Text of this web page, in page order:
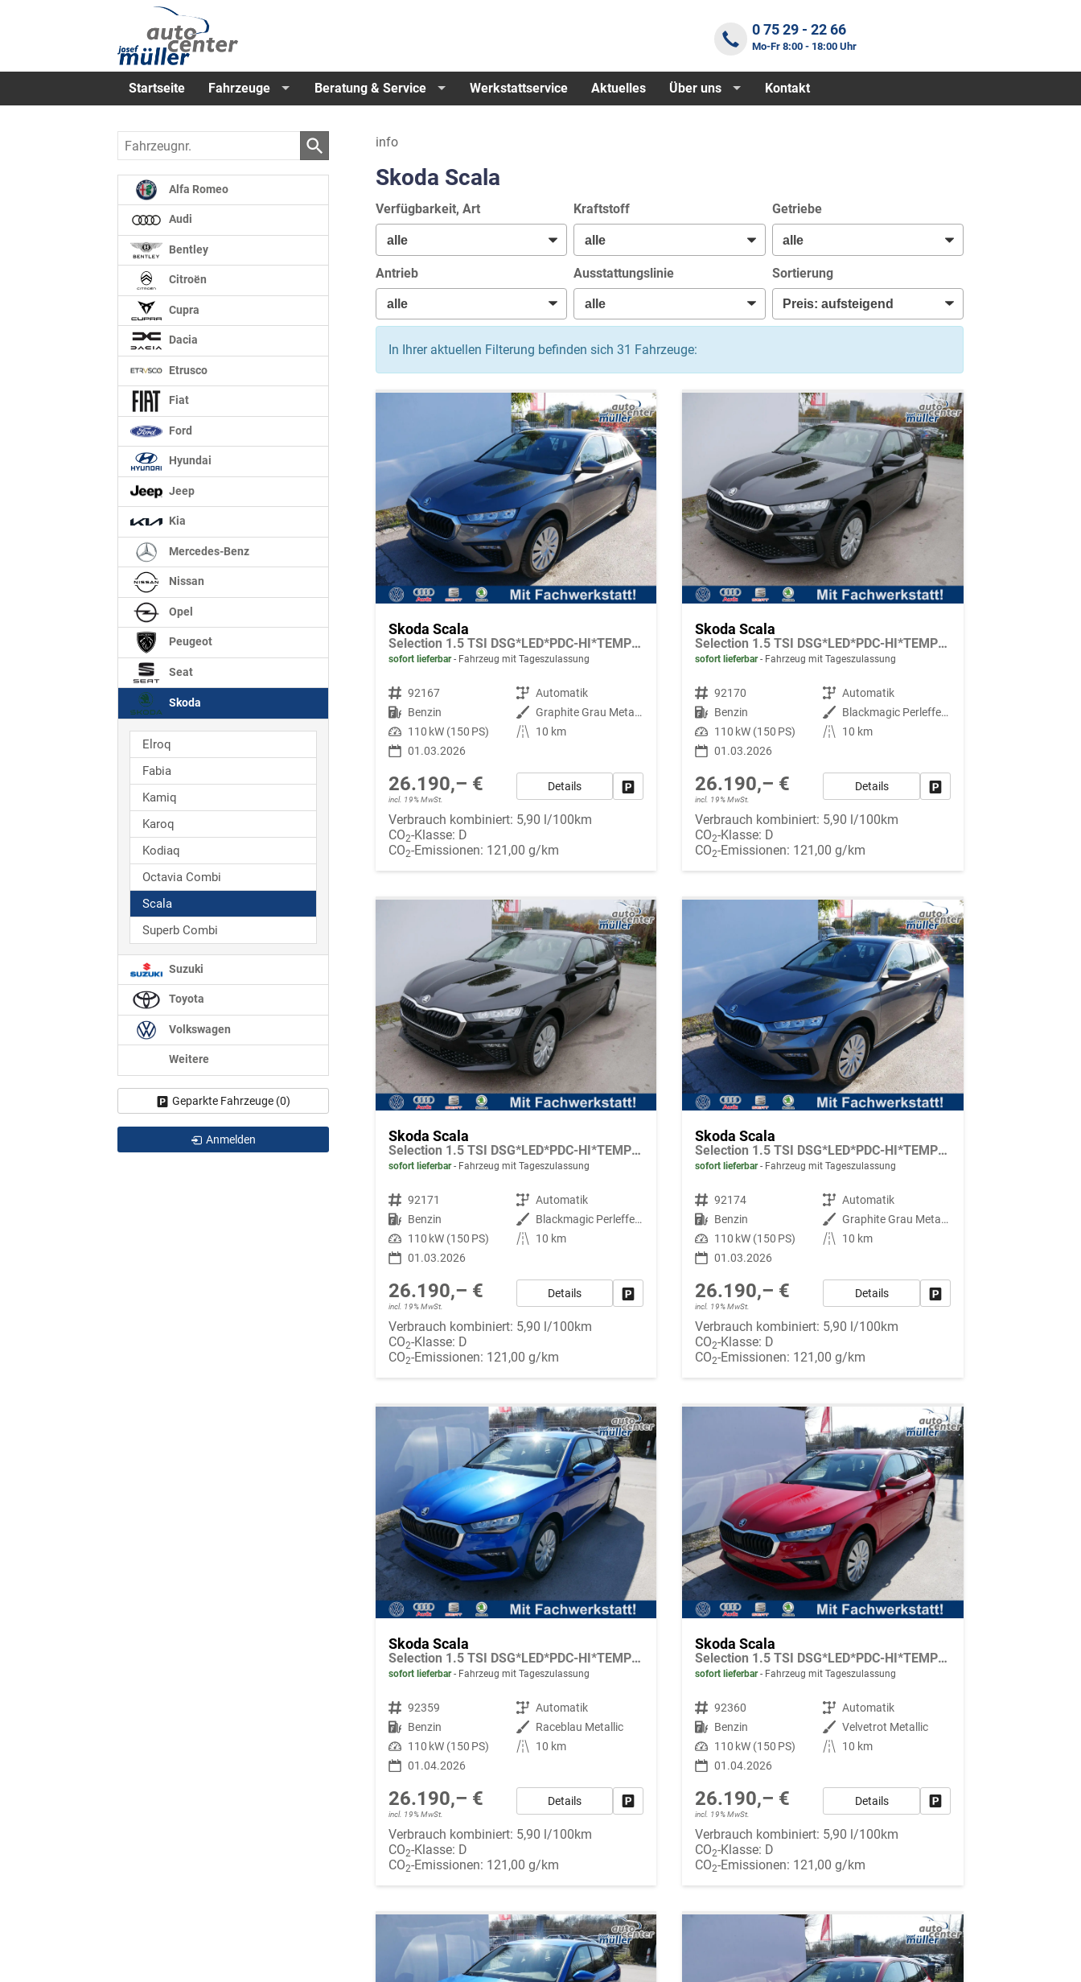
0 75 29 - 22 66
Mo-Fr 8:00 - 18:00 Uhr
Startseite Fahrzeuge Beratung & Service Werkstattservice Aktuelles Über uns Kontakt
info
Skoda Scala
Verfügbarkeit, Art Kraftstoff Getriebe
Antrieb Ausstattungslinie Sortierung
In Ihrer aktuellen Filterung befinden sich 31 Fahrzeuge:
Skoda Scala
Selection 1.5 TSI DSG*LED*PDC-HI*TEMPOMAT*SMARTLINK*SHZ*KLIMA*RADIO
sofort lieferbar Fahrzeug mit Tageszulassung
Fahrzeugnr. 92167 Getriebe Automatik
Kraftstoff Benzin Außenfarbe
Graphite Grau Metallic
Leistung 110 kW (150 PS) Kilometerstand
10 km
01.03.2026
26.190,– €
incl. 19% MwSt.
Details Fahrzeug parken
Verbrauch kombiniert: 5,90 l/100km
CO2-Klasse: D
CO2-Emissionen: 121,00 g/km
Skoda Scala
Selection 1.5 TSI DSG*LED*PDC-HI*TEMPOMAT*SMARTLINK*SHZ*KLIMA*RADIO
sofort lieferbar Fahrzeug mit Tageszulassung
Fahrzeugnr. 92170 Getriebe Automatik
Kraftstoff Benzin Außenfarbe
Blackmagic Perleffekt
Leistung 110 kW (150 PS) Kilometerstand
10 km
01.03.2026
26.190,– €
incl. 19% MwSt.
Details
Verbrauch kombiniert: 5,90 l/100km
CO2-Klasse: D
CO2-Emissionen: 121,00 g/km
Skoda Scala
Selection 1.5 TSI DSG*LED*PDC-HI*TEMPOMAT*SMARTLINK*SHZ*KLIMA*RADIO
sofort lieferbar Fahrzeug mit Tageszulassung
Fahrzeugnr. 92171 Getriebe Automatik
Kraftstoff Benzin Außenfarbe
Blackmagic Perleffekt
Leistung 110 kW (150 PS) Kilometerstand
10 km
01.03.2026
26.190,– €
incl. 19% MwSt.
Details Fahrzeug parken
Verbrauch kombiniert: 5,90 l/100km
CO2-Klasse: D
CO2-Emissionen: 121,00 g/km
Skoda Scala
Selection 1.5 TSI DSG*LED*PDC-HI*TEMPOMAT*SMARTLINK*SHZ*KLIMA*RADIO
sofort lieferbar Fahrzeug mit Tageszulassung
Fahrzeugnr. 92174 Getriebe Automatik
Kraftstoff Benzin Außenfarbe
Graphite Grau Metallic
Leistung 110 kW (150 PS) Kilometerstand
10 km
01.03.2026
26.190,– €
incl. 19% MwSt.
Details
Verbrauch kombiniert: 5,90 l/100km
CO2-Klasse: D
CO2-Emissionen: 121,00 g/km
Skoda Scala
Selection 1.5 TSI DSG*LED*PDC-HI*TEMPOMAT*SMARTLINK*SHZ*KLIMA*RADIO
sofort lieferbar Fahrzeug mit Tageszulassung
Fahrzeugnr. 92359 Getriebe Automatik
Kraftstoff Benzin Außenfarbe Raceblau Metallic
Leistung 110 kW (150 PS) Kilometerstand
10 km
01.04.2026
26.190,– €
incl. 19% MwSt.
Details Fahrzeug parken
Verbrauch kombiniert: 5,90 l/100km
CO2-Klasse: D
CO2-Emissionen: 121,00 g/km
Skoda Scala
Selection 1.5 TSI DSG*LED*PDC-HI*TEMPOMAT*SMARTLINK*SHZ*KLIMA*RADIO
sofort lieferbar Fahrzeug mit Tageszulassung
Fahrzeugnr. 92360 Getriebe Automatik
Kraftstoff Benzin Außenfarbe Velvetrot Metallic
Leistung 110 kW (150 PS) Kilometerstand
10 km
01.04.2026
26.190,– €
incl. 19% MwSt.
Details
Verbrauch kombiniert: 5,90 l/100km
CO2-Klasse: D
CO2-Emissionen: 121,00 g/km
Fahrzeugnr.
Alfa Romeo
Audi
Bentley
Citroën
Cupra
Dacia
Etrusco
Fiat
Ford
Hyundai
Jeep
Kia
Mercedes-Benz
Nissan
Opel
Peugeot
Seat
Skoda
Elroq
Fabia
Kamiq
Karoq
Kodiaq
Octavia Combi
Scala
Superb Combi
Suzuki
Toyota
Volkswagen
Weitere
Geparkte Fahrzeuge (0)
Anmelden